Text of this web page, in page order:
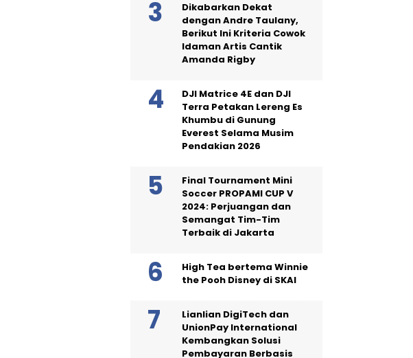
Dikabarkan Dekat
dengan Andre Taulany,
Berikut Ini Kriteria Cowok
Idaman Artis Cantik
Amanda Rigby
DJI Matrice 4E dan DJI
Terra Petakan Lereng Es
Khumbu di Gunung
Everest Selama Musim
Pendakian 2026
Final Tournament Mini
Soccer PROPAMI CUP V
2024: Perjuangan dan
Semangat Tim-Tim
Terbaik di Jakarta
High Tea bertema Winnie
the Pooh Disney di SKAI
Lianlian DigiTech dan
UnionPay International
Kembangkan Solusi
Pembayaran Berbasis